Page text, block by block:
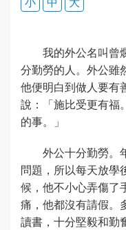
我的外公名叫曾
分勤勞的人。外公雖
他便明白到做人要有
說：「施比受更有福
的事。」
外公十分勤勞。
問題，所以每天放學
候，他不小心弄傷了
痛，他都沒有請假。
讀書，十分堅毅和勤